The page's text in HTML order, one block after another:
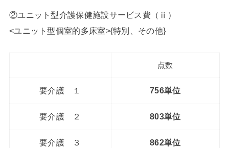
②ユニット型介護保健施設サービス費（ⅱ）
<ユニット型個室的多床室>{特別、その他}
点数
要介護 １ 756単位
要介護 ２ 803単位
要介護 ３ 862単位